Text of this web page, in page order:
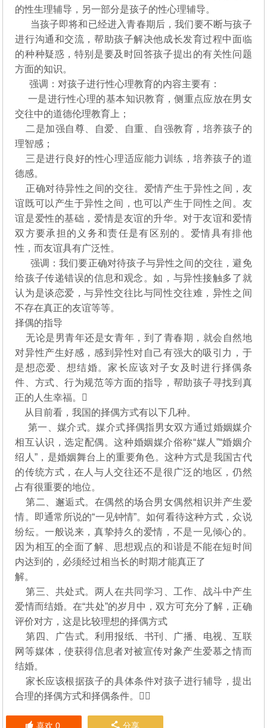
的性生理辅导，另一部分是孩子的性心理辅导。
当孩子即将和已经进入青春期后，我们要不断与孩子
进行沟通和交流，帮助孩子解决他成长发育过程中面临
的种种疑惑，特别是要及时回答孩子提出的有关性问题
方面的知识。
强调：对孩子进行性心理教育的内容主要有：
一是进行性心理的基本知识教育，侧重点应放在男女
交往中的道德伦理教育上；
二是加强自尊、自爱、自重、自强教育，培养孩子的
理智感；
三是进行良好的性心理适应能力训练，培养孩子的道
德感。
正确对待异性之间的交往。爱情产生于异性之间，友
谊既可以产生于异性之间，也可以产生于同性之间。友
谊是爱性的基础，爱情是友谊的升华。对于友谊和爱情
双方要承担的义务和责任是有区别的。爱情具有排他
性，而友谊具有广泛性。
强调：我们要正确对待孩子与异性之间的交往，避免
给孩子传递错误的信息和观念。如，与异性接触多了就
认为是谈恋爱，与异性交往比与同性交往难，异性之间
不存在真正的友谊等等。
择偶的指导
无论是男青年还是女青年，到了青春期，就会自然地
对异性产生好感，感到异性对自己有强大的吸引力，于
是想恋爱、想结婚。家长应该对子女及时进行择偶条
件、方式、行为规范等方面的指导，帮助孩子寻找到真
正的人生幸福。
从目前看，我国的择偶方式有以下几种。
第一、媒介式。媒介式择偶指男女双方通过婚姻媒介
相互认识，选定配偶。这种婚姻媒介俗称“媒人”“婚姻介
绍人”，是婚姻舞台上的重要角色。这种方式是我国古代
的传统方式，在人与人交往还不是很广泛的地区，仍然
占有很重要的地位。
第二、邂逅式。在偶然的场合男女偶然相识并产生爱
情。即通常所说的“一见钟情”。如何看待这种方式，众说
纷纭。一般说来，真挚持久的爱情，不是一见倾心的。
因为相互的全面了解、思想观点的和谐是不能在短时间
内达到的，必须经过相当长的时期才能真正了
解。
第三、共处式。两人在共同学习、工作、战斗中产生
爱情而结婚。在“共处”的岁月中，双方可充分了解，正确
评价对方，这是比较理想的择偶方式
第四、广告式。利用报纸、书刊、广播、电视、互联
网等媒体，使获得信息者对被宣传对象产生爱慕之情而
结婚。
家长应该根据孩子的具体条件对孩子进行辅导，提出
合理的择偶方式和择偶条件。
喜欢 0 分享